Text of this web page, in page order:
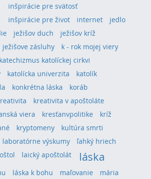
inšpirácie pre svätosť
inšpirácie pre život
internet
jedlo
ježišov duch
ježišov kríž
ježišove zásluhy
k - rok mojej viery
katechizmus katolíckej cirkvi
katolícka univerzita
katolík
konkrétna láska
koráb
kreativita v apoštoláte
viera kresťanvpolitike
kríž
kryptomeny
kultúra smrti
laboratórne výskumy
ľahký hriech
laický apoštolát láska
láska k bohu maľovanie
mária